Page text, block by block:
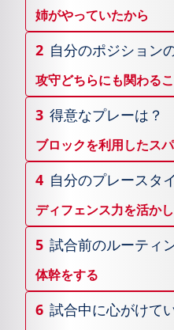
姉がやっていたから
2 自分のポジション
攻守どちらにも関わる
3 得意なプレーは？
ブロックを利用したス
4 自分のプレースタ
ディフェンス力を活か
5 試合前のルーティ
体幹をする
6 試合中に心がけて